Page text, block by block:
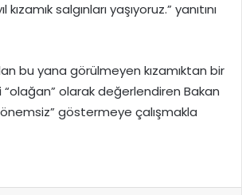
salgınları yaşıyoruz.” yanıtını
bu yana görülmeyen kızamıktan bir
olarak değerlendiren Bakan
göstermeye çalışmakla